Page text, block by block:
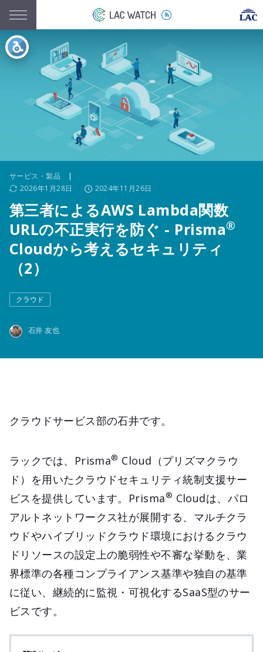
サービス・製品 |
2026年1月28日
2024年11月26日
第三者によるAWS Lambda関数
URLの不正実行を防ぐ - Prisma®
Cloudから考えるセキュリティ
（2）
クラウド
石井 友也
クラウドサービス部の石井です。
ラックでは、Prisma® Cloud（プリズマクラウ
ド）を用いたクラウドセキュリティ統制支援サー
ビスを提供しています。Prisma® Cloudは、パロ
アルトネットワークス社が展開する、マルチクラ
ウドやハイブリッドクラウド環境におけるクラウ
ドリソースの設定上の脆弱性や不審な挙動を、業
界標準の各種コンプライアンス基準や独自の基準
に従い、継続的に監視・可視化するSaaS型のサー
ビスです。